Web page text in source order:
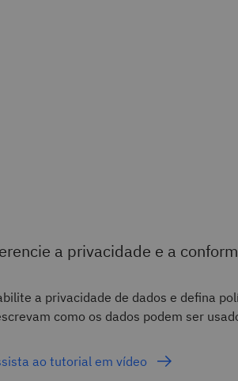
a privacidade e a
a privacidade de dados e defina
como os dados podem ser
ao tutorial em vídeo